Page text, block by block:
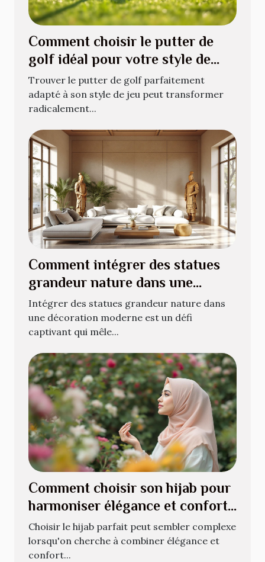
Comment choisir le putter de
golf idéal pour votre style de
jeu ?
Trouver le putter de golf parfaitement
adapté à son style de jeu peut transformer
radicalement...
Comment intégrer des statues
grandeur nature dans une
décoration moderne ?
Intégrer des statues grandeur nature dans
une décoration moderne est un défi
captivant qui mêle...
Comment choisir son hijab pour
harmoniser élégance et confort
?
Choisir le hijab parfait peut sembler complexe
lorsqu'on cherche à combiner élégance et
confort...